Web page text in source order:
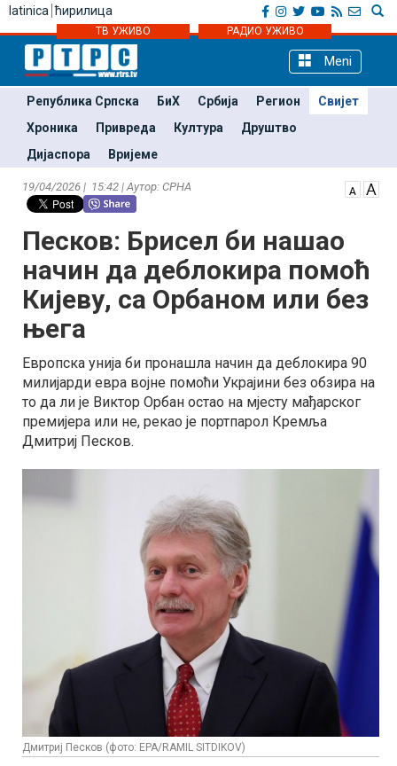
latinica ћирилица
ТВ УЖИВО РАДИО УЖИВО
Meni
Република Српска БиХ Србија Регион
Свијет
Хроника
Привреда Култура
Друштво
Дијаспора
Вријеме
19/04/2026 | 15:42 | Аутор: СРНА
Песков: Брисел би нашао
начин да деблокира помоћ
Кијеву, са Орбаном или без
њега
Европска унија би пронашла начин да деблокира 90
милијарди евра војне помоћи Украјини без обзира на
то да ли је Виктор Орбан остао на мјесту мађарског
премијера или не, рекао је портпарол Кремља
Дмитриј Песков.
Дмитриј Песков (фото: EPA/RAMIL SITDIKOV)